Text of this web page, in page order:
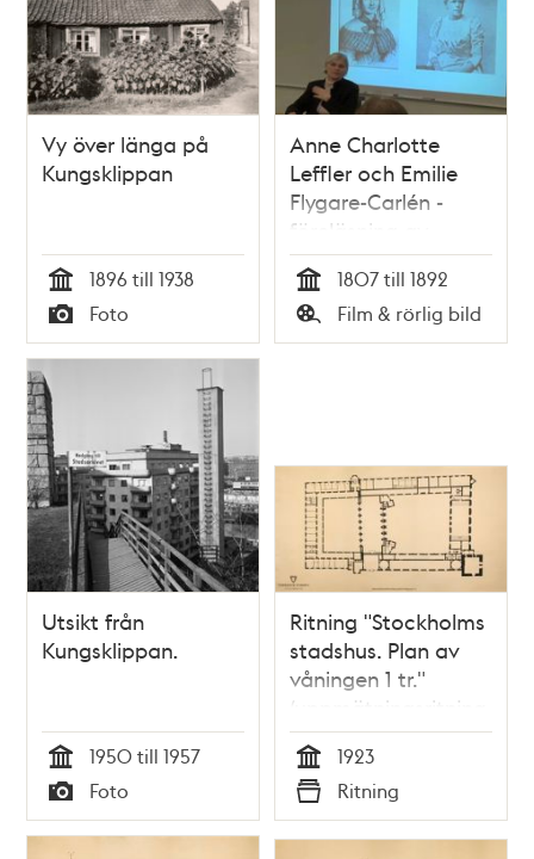
Vy över länga på
Kungsklippan
Tid
1896 till 1938
Typ
Foto
Anne Charlotte
Leffler och Emilie
Flygare-Carlén -
föreläsning av
Monica Lauritzen
Tid
1807 till 1892
Typ
Film & rörlig bild
Utsikt från
Kungsklippan.
Tid
1950 till 1957
Typ
Foto
Ritning "Stockholms
stadshus. Plan av
våningen 1 tr."
(uppmätningsritning
1923)
Tid
1923
Typ
Ritning